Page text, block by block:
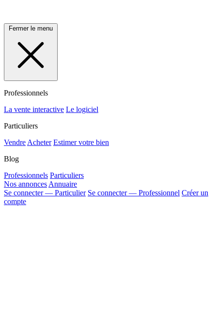
Fermer le menu
Professionnels
La vente interactive Le logiciel
Particuliers
Vendre Acheter Estimer votre bien
Blog
Professionnels Particuliers
Nos annonces Annuaire
Se connecter — Particulier Se connecter — Professionnel Créer un
compte